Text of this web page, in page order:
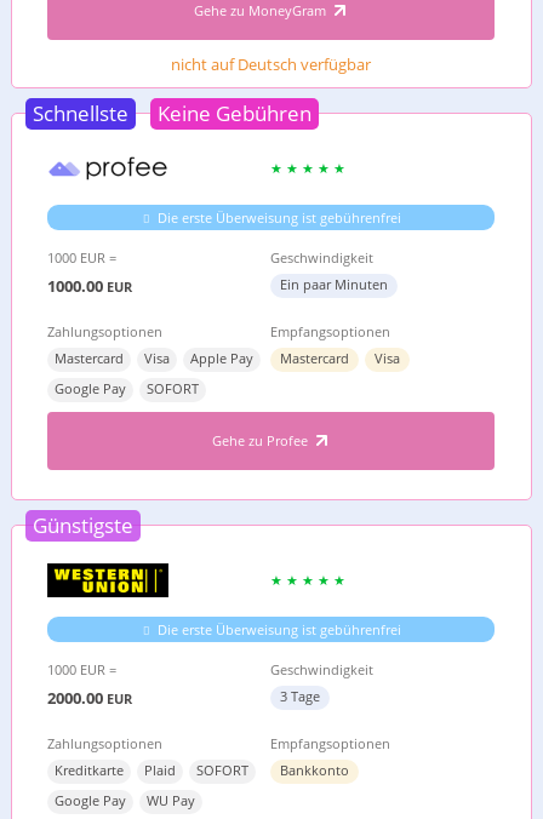
Gehe zu MoneyGram
nicht auf Deutsch verfügbar
Schnellste Keine Gebühren
Die erste Überweisung ist gebührenfrei
1000 EUR =
1000.00 EUR
Geschwindigkeit
Ein paar Minuten
Zahlungsoptionen
Mastercard
Visa
Apple Pay
Google Pay
SOFORT
Empfangsoptionen
Mastercard
Visa
Gehe zu Profee
Günstigste
Die erste Überweisung ist gebührenfrei
1000 EUR =
2000.00 EUR
Geschwindigkeit
3 Tage
Zahlungsoptionen
Kreditkarte
Plaid
SOFORT
Google Pay
WU Pay
Empfangsoptionen
Bankkonto